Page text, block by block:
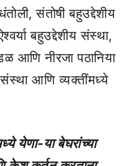
संतोषी बहुउद्देशीय
बहुउद्देशीय संस्था,
आणि नीरजा पठानिया
संस्था आणि व्यक्तींमध्ये
येणा-या बेघरांच्या